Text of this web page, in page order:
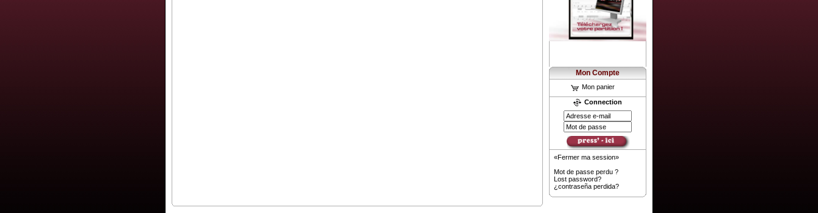
Mon Compte
Mon panier
Connection
«Fermer ma session»
Mot de passe perdu ?
Lost password?
¿contraseña perdida?